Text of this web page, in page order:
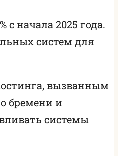
начала 2025 года.
систем для
вызванным
бремени и
системы